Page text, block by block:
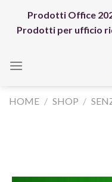
content
Prodotti Office
Prodotti per ufficio
HOME / SHOP /